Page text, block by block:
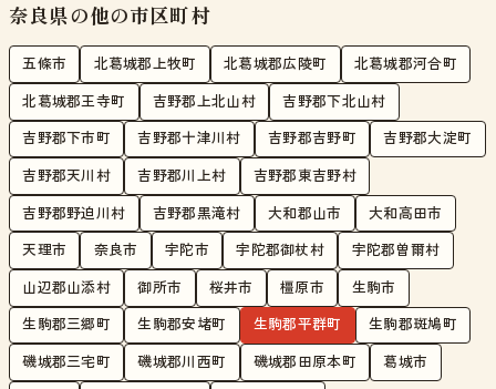
奈良県の他の市区町村
五條市 北葛城郡上牧町 北葛城郡広陵町 北葛城郡河合町
北葛城郡王寺町 吉野郡上北山村 吉野郡下北山村
吉野郡下市町 吉野郡十津川村 吉野郡吉野町 吉野郡大淀町
吉野郡天川村 吉野郡川上村 吉野郡東吉野村
吉野郡野迫川村 吉野郡黒滝村 大和郡山市 大和高田市
天理市 奈良市 宇陀市 宇陀郡御杖村 宇陀郡曽爾村
山辺郡山添村 御所市 桜井市 橿原市 生駒市
生駒郡三郷町 生駒郡安堵町 生駒郡平群町 生駒郡斑鳩町
磯城郡三宅町 磯城郡川西町 磯城郡田原本町 葛城市